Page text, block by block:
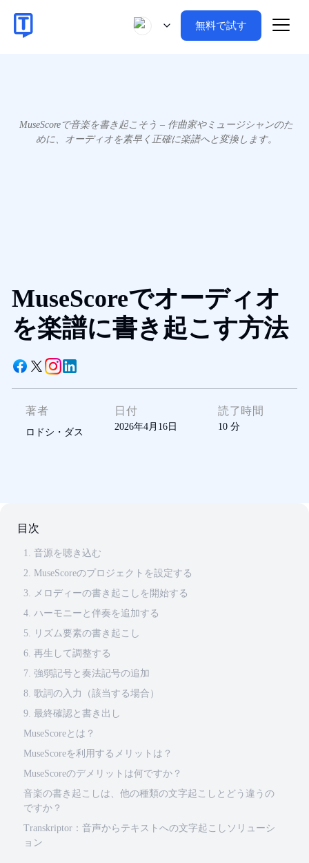
無料で試す
MuseScoreで音楽を書き起こそう – 作曲家やミュージシャンのた
めに、オーディオを素早く正確に楽譜へと変換します。
MuseScoreでオーディオ
を楽譜に書き起こす方法
著者
ロドシ・ダス
日付
2026年4月16日
読了時間
10 分
目次
1. 音源を聴き込む
2. MuseScoreのプロジェクトを設定する
3. メロディーの書き起こしを開始する
4. ハーモニーと伴奏を追加する
5. リズム要素の書き起こし
6. 再生して調整する
7. 強弱記号と奏法記号の追加
8. 歌詞の入力（該当する場合）
9. 最終確認と書き出し
MuseScoreとは？
MuseScoreを利用するメリットは？
MuseScoreのデメリットは何ですか？
音楽の書き起こしは、他の種類の文字起こしとどう違うの
ですか？
Transkriptor：音声からテキストへの文字起こしソリューシ
ョン